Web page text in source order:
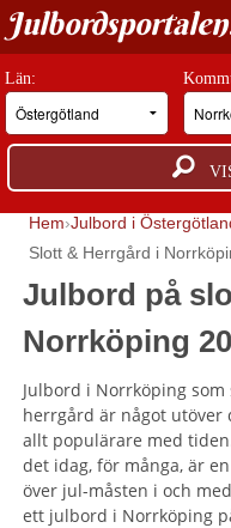
HITTA RÄTT JULBORD
BOKNINGSFÖRFRÅGAN
GUIDER
JULBORDSMILJÖER
OM OSS
ANNONSERA
Län:
Hem Julbord i
Slott & Herrgård i
Julbord på
Norrköping
Julbord i Norrköping
herrgård är något utöver
allt populärare med
det idag, för många, är
över jul-måsten i och
ett julbord i Norrköping